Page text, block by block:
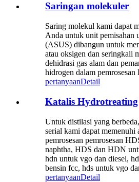
Saringan molekuler
Saring molekul kami dapat
Anda untuk unit pemisahan
(ASUS) dibangun untuk
atau oksigen dan seringkali
dehidrasi gas alam dan
hidrogen dalam pemrosesan
pertanyaanDetail
Katalis Hydrotreating
Untuk distilasi yang
serial kami dapat memenuhi
pemrosesan pemrosesan
naphtha, HDS dan HDN
hdn untuk vgo dan diesel,
bensin fcc, hds untuk vgo
pertanyaanDetail